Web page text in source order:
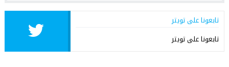
تابعونا على تويتر
تابعونا على تويتر